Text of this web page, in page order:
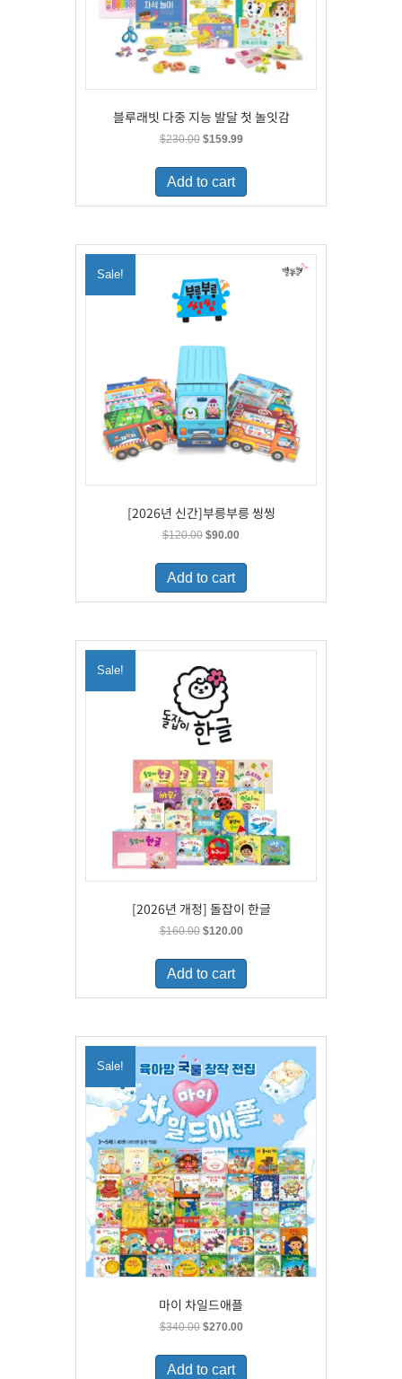
블루래빗 다중 지능 발달 첫 놀잇감
$230.00 Original
was:
$230.00.
$159.99Current
is:
Add to cart
Sale!
[2026년 신간]부릉부릉 씽씽
$120.00 Original
was:
$120.00.
$90.00Current
is:
Add to cart
Sale!
[2026년 개정] 돌잡이 한글
$160.00 Original
was:
$160.00.
$120.00Current
is:
Add to cart
Sale!
마이 차일드애플
$340.00 Original
was:
$340.00.
$270.00Current
is:
Add to cart